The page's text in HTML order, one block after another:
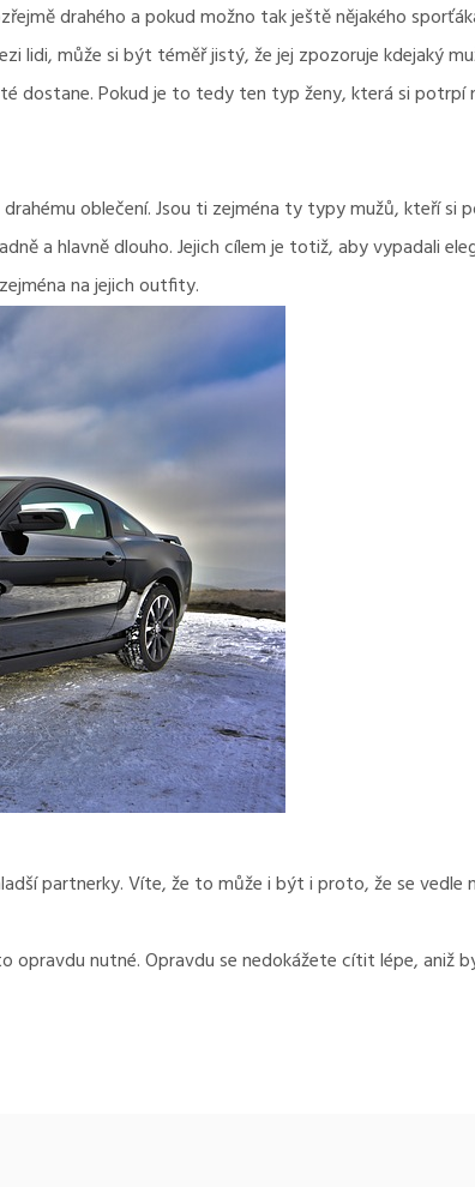
drahého a pokud možno tak ještě nějakého
lidi, může si být téměř jistý, že jej zpozoruje kdejaký
dostane. Pokud je to tedy ten typ ženy, která si potrpí
oblečení. Jsou ti zejména ty typy mužů, kteří
a hlavně dlouho. Jejich cílem je totiž, aby vypadali
na jejich outfity.
partnerky. Víte, že to může i být i proto, že se
nutné. Opravdu se nedokážete cítit lépe, aniž